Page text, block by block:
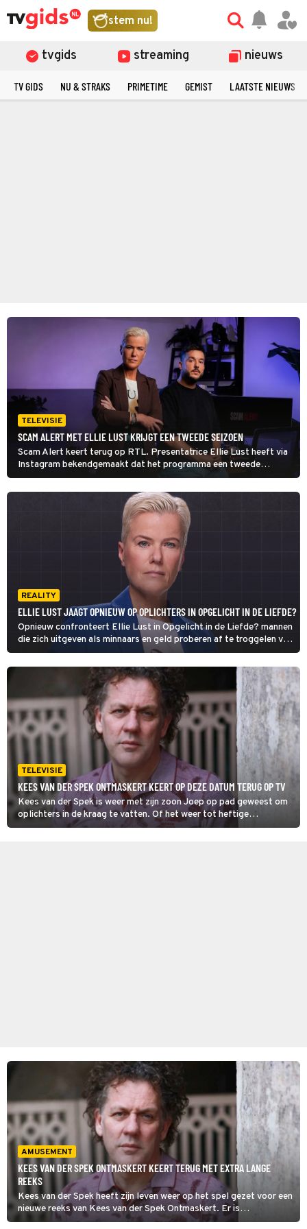
stem nu!
tvgids streaming nieuws
TV GIDS NU & STRAKS PRIMETIME GEMIST LAATSTE NIEUWS
TELEVISIE
SCAM ALERT MET ELLIE LUST KRIJGT EEN TWEEDE SEIZOEN
Scam Alert keert terug op RTL. Presentatrice Ellie Lust heeft via
Instagram bekendgemaakt dat het programma een tweede
seizoen krijgt. Samen met Daniël Verlaan gaat ze weer op zoek
naar de verhalen achter sluwe oplichtingstrucs.
REALITY
ELLIE LUST JAAGT OPNIEUW OP OPLICHTERS IN OPGELICHT IN DE LIEFDE?
Opnieuw confronteert Ellie Lust in Opgelicht in de Liefde? mannen
die zich uitgeven als minnaars en geld proberen af te troggelen van
goedgelovige vrouwen. De voormalig politiewoordvoerder laat
haar frustratie over de gang van zaken blijken.
TELEVISIE
KEES VAN DER SPEK ONTMASKERT KEERT OP DEZE DATUM TERUG OP TV
Kees van der Spek is weer met zijn zoon Joep op pad geweest om
oplichters in de kraag te vatten. Of het weer tot heftige
confrontaties heeft geleid in Kees van der Spek Ontmaskert zien
AMUSEMENT
KEES VAN DER SPEK ONTMASKERT KEERT TERUG MET EXTRA LANGE
REEKS
Kees van der Spek heeft zijn leven weer op het spel gezet voor een
nieuwe reeks van Kees van der Spek Ontmaskert. Er is
waarschijnlijk genoeg gebeurt, want kijkers krijgen dit keer een